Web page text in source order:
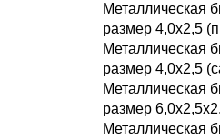
Металлическая
размер 4,0х2,5
Металлическая
размер 4,0х2,5
Металлическая
размер
Металлическая